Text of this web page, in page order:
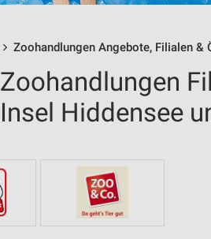
Zoohandlungen Angebote, Filialen &
Zoohandlungen
Insel Hiddensee